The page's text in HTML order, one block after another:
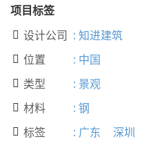
项目标签
 设计公司 : 知进建筑
 位置 : 中国
 类型 : 景观
 材料 : 钢
 标签 : 广东 深圳